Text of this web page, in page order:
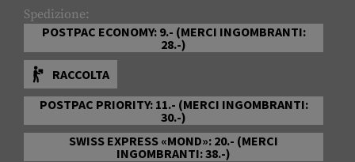
Spedizione:
POSTPAC ECONOMY: 9.- (MERCI INGOMBRANTI:
28.-)
RACCOLTA
POSTPAC PRIORITY: 11.- (MERCI INGOMBRANTI:
30.-)
SWISS EXPRESS «MOND»: 20.- (MERCI
INGOMBRANTI: 38.-)